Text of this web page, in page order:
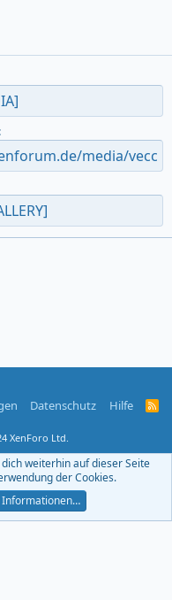
Datenschutz Hilfe
R
F
XenForo Ltd.
weiterhin auf dieser Seite
der Cookies.
Informationen…